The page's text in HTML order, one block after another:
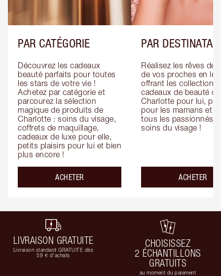
PAR CATÉGORIE
Découvrez les cadeaux
beauté parfaits pour toutes
les stars de votre vie !
Achetez par catégorie et
parcourez la sélection
magique de produits de
Charlotte : soins du visage,
coffrets de maquillage,
cadeaux de luxe pour elle,
petits plaisirs pour lui et bien
plus encore !
ACHETER
PAR
Réalisez les rêves de
de vos proches en
offrant les collections
cadeaux de beauté de
Charlotte pour lui,
pour les mamans et
tous les passionnés
soins du visage !
ACHETER
LIVRAISON GRATUITE
Livraison standard GRATUITE dès
59 € d'achats
CHOISISSEZ
2 ÉCHANTILLONS
GRATUITS
au moment du paiement